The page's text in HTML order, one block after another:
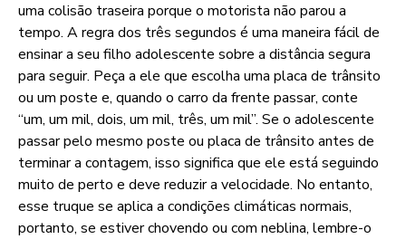
uma colisão traseira porque o motorista não parou a
tempo. A regra dos três segundos é uma maneira fácil de
ensinar a seu filho adolescente sobre a distância segura
para seguir. Peça a ele que escolha uma placa de trânsito
ou um poste e, quando o carro da frente passar, conte
“um, um mil, dois, um mil, três, um mil”. Se o adolescente
passar pelo mesmo poste ou placa de trânsito antes de
terminar a contagem, isso significa que ele está seguindo
muito de perto e deve reduzir a velocidade. No entanto,
esse truque se aplica a condições climáticas normais,
portanto, se estiver chovendo ou com neblina, lembre-o